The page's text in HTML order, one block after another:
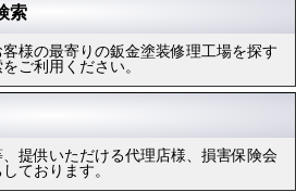
索
様の最寄りの鈑金塗装修理工場を探す
ご利用ください。
提供いただける代理店様、損害保険会
ております。